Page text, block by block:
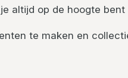
altijd op de hoogte bent
te maken en